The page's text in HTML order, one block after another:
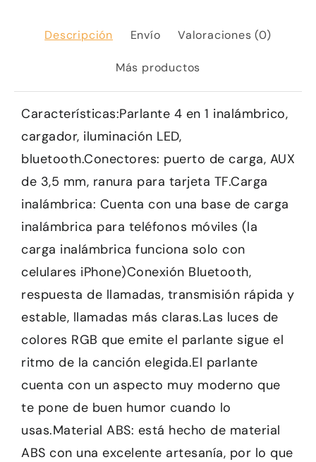
Descripción Envío Valoraciones (0)
Más productos
Características:Parlante 4 en 1 inalámbrico,
cargador, iluminación LED,
bluetooth.Conectores: puerto de carga, AUX
de 3,5 mm, ranura para tarjeta TF.Carga
inalámbrica: Cuenta con una base de carga
inalámbrica para teléfonos móviles (la
carga inalámbrica funciona solo con
celulares iPhone)Conexión Bluetooth,
respuesta de llamadas, transmisión rápida y
estable, llamadas más claras.Las luces de
colores RGB que emite el parlante sigue el
ritmo de la canción elegida.El parlante
cuenta con un aspecto muy moderno que
te pone de buen humor cuando lo
usas.Material ABS: está hecho de material
ABS con una excelente artesanía, por lo que